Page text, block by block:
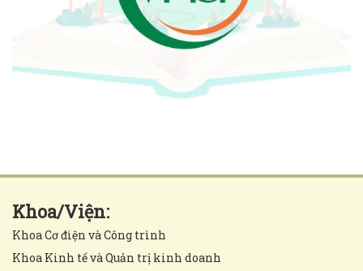
Khoa/Viện:
Khoa Cơ điện và Công trình
Khoa Kinh tế và Quản trị kinh doanh